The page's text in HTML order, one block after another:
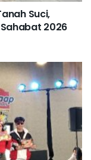
Suci,
2026